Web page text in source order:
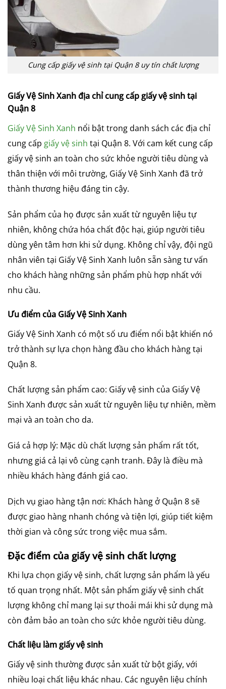
Cung cấp giấy vệ sinh tại Quận 8 uy tín chất lượng
Giấy Vệ Sinh Xanh địa chỉ cung cấp giấy vệ sinh tại
Quận 8
Giấy Vệ Sinh Xanh nổi bật trong danh sách các địa chỉ
cung cấp giấy vệ sinh tại Quận 8. Với cam kết cung cấp
giấy vệ sinh an toàn cho sức khỏe người tiêu dùng và
thân thiện với môi trường, Giấy Vệ Sinh Xanh đã trở
thành thương hiệu đáng tin cậy.
Sản phẩm của họ được sản xuất từ nguyên liệu tự
nhiên, không chứa hóa chất độc hại, giúp người tiêu
dùng yên tâm hơn khi sử dụng. Không chỉ vậy, đội ngũ
nhân viên tại Giấy Vệ Sinh Xanh luôn sẵn sàng tư vấn
cho khách hàng những sản phẩm phù hợp nhất với
nhu cầu.
Ưu điểm của Giấy Vệ Sinh Xanh
Giấy Vệ Sinh Xanh có một số ưu điểm nổi bật khiến nó
trở thành sự lựa chọn hàng đầu cho khách hàng tại
Quận 8.
Chất lượng sản phẩm cao: Giấy vệ sinh của Giấy Vệ
Sinh Xanh được sản xuất từ nguyên liệu tự nhiên, mềm
mại và an toàn cho da.
Giá cả hợp lý: Mặc dù chất lượng sản phẩm rất tốt,
nhưng giá cả lại vô cùng cạnh tranh. Đây là điều mà
nhiều khách hàng đánh giá cao.
Dịch vụ giao hàng tận nơi: Khách hàng ở Quận 8 sẽ
được giao hàng nhanh chóng và tiện lợi, giúp tiết kiệm
thời gian và công sức trong việc mua sắm.
Đặc điểm của giấy vệ sinh chất lượng
Khi lựa chọn giấy vệ sinh, chất lượng sản phẩm là yếu
tố quan trọng nhất. Một sản phẩm giấy vệ sinh chất
lượng không chỉ mang lại sự thoải mái khi sử dụng mà
còn đảm bảo an toàn cho sức khỏe người tiêu dùng.
Chất liệu làm giấy vệ sinh
Giấy vệ sinh thường được sản xuất từ bột giấy, với
nhiều loại chất liệu khác nhau. Các nguyên liệu chính